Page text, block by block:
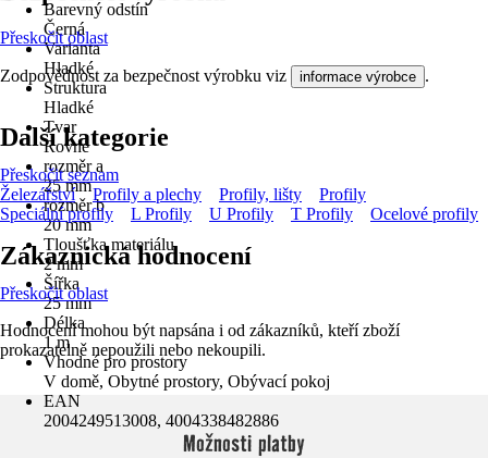
Barevný odstín
Černá
Varianta
Hladké
Struktura
Hladké
Tvar
Rovné
rozměr a
25 mm
rozměr b
20 mm
Tloušťka materiálu
2 mm
Šířka
25 mm
Délka
1 m
Vhodné pro prostory
V domě, Obytné prostory, Obývací pokoj
EAN
2004249513008, 4004338482886
Přeskočit oblast
Zodpovědnost za bezpečnost výrobku viz informace výrobce .
Další kategorie
Přeskočit seznam
Železářství
Profily a plechy Profily, lišty
Profily
Speciální profily
L Profily U Profily T Profily Ocelové profily
Zákaznická hodnocení
Přeskočit oblast
Hodnocení mohou být napsána i od zákazníků, kteří zboží
prokazatelně nepoužili nebo nekoupili.
Možnosti platby